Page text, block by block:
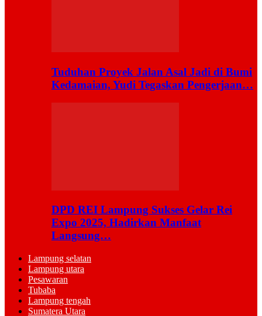
Tuduhan Proyek Jalan Asal Jadi di Bumi
Kedamaian, Yudi Tegaskan Pengerjaan…
DPD REI Lampung Sukses Gelar Rei
Expo 2025, Hadirkan Manfaat
Langsung…
Lampung selatan
Lampung utara
Pesawaran
Tubaba
Lampung tengah
Sumatera Utara